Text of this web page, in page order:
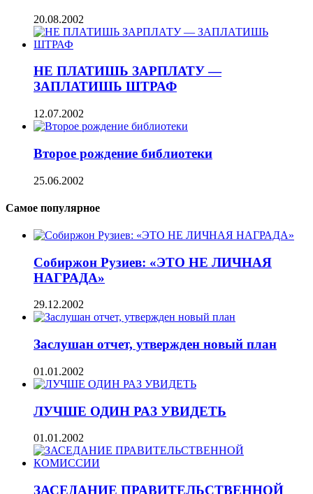
20.08.2002
НЕ ПЛАТИШЬ ЗАРПЛАТУ —
ЗАПЛАТИШЬ ШТРАФ
12.07.2002
Второе рождение библиотеки
25.06.2002
Самое популярное
Собиржон Рузиев: «ЭТО НЕ ЛИЧНАЯ
НАГРАДА»
29.12.2002
Заслушан отчет, утвержден новый план
01.01.2002
ЛУЧШЕ ОДИН РАЗ УВИДЕТЬ
01.01.2002
ЗАСЕДАНИЕ ПРАВИТЕЛЬСТВЕННОЙ